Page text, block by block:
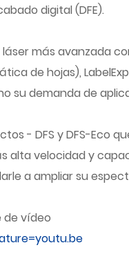
digital (DFE).
más avanzada
de hojas),
su demanda de
- DFS y DFS-Eco
velocidad y
a ampliar su
de vídeo